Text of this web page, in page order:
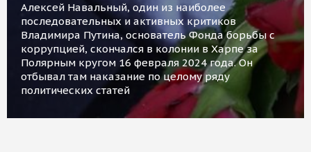
Алексей Навальный, один из наиболее
последовательных и активных критиков
Владимира Путина, основатель Фонда борьбы с
коррупцией, скончался в колонии в Харпе за
Полярным кругом 16 февраля 2024 года. Он
отбывал там наказание по целому ряду
политических статей